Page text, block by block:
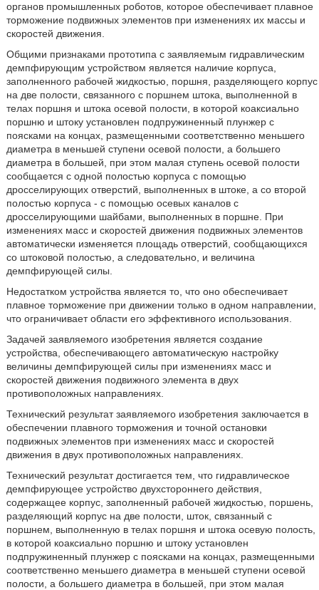
органов промышленных роботов, которое обеспечивает плавное
торможение подвижных элементов при изменениях их массы и
скоростей движения.
Общими признаками прототипа с заявляемым гидравлическим
демпфирующим устройством является наличие корпуса,
заполненного рабочей жидкостью, поршня, разделяющего корпус
на две полости, связанного с поршнем штока, выполненной в
телах поршня и штока осевой полости, в которой коаксиально
поршню и штоку установлен подпружиненный плунжер с
поясками на концах, размещенными соответственно меньшего
диаметра в меньшей ступени осевой полости, а большего
диаметра в большей, при этом малая ступень осевой полости
сообщается с одной полостью корпуса с помощью
дросселирующих отверстий, выполненных в штоке, а со второй
полостью корпуса - с помощью осевых каналов с
дросселирующими шайбами, выполненных в поршне. При
изменениях масс и скоростей движения подвижных элементов
автоматически изменяется площадь отверстий, сообщающихся
со штоковой полостью, а следовательно, и величина
демпфирующей силы.
Недостатком устройства является то, что оно обеспечивает
плавное торможение при движении только в одном направлении,
что ограничивает области его эффективного использования.
Задачей заявляемого изобретения является создание
устройства, обеспечивающего автоматическую настройку
величины демпфирующей силы при изменениях масс и
скоростей движения подвижного элемента в двух
противоположных направлениях.
Технический результат заявляемого изобретения заключается в
обеспечении плавного торможения и точной остановки
подвижных элементов при изменениях масс и скоростей
движения в двух противоположных направлениях.
Технический результат достигается тем, что гидравлическое
демпфирующее устройство двухстороннего действия,
содержащее корпус, заполненный рабочей жидкостью, поршень,
разделяющий корпус на две полости, шток, связанный с
поршнем, выполненную в телах поршня и штока осевую полость,
в которой коаксиально поршню и штоку установлен
подпружиненный плунжер с поясками на концах, размещенными
соответственно меньшего диаметра в меньшей ступени осевой
полости, а большего диаметра в большей, при этом малая